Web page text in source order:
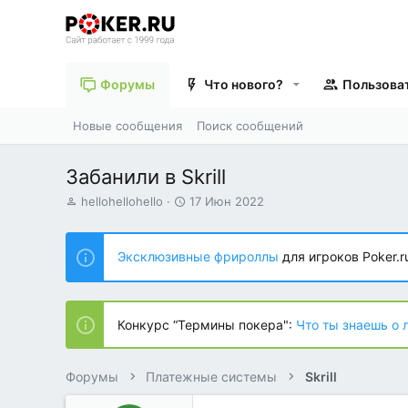
Форумы Что нового?
Новые сообщения Поиск сообщений
Забанили в Skrill
А
т
о
р
т
е
м
ы
hellohellohello
Д
т
н
а
ч
л
а
17 Июн 2022
Эксклюзивные фрироллы для игроков
Конкурс “Термины покера": Что ты знаешь о
Форумы Платежные системы Skrill